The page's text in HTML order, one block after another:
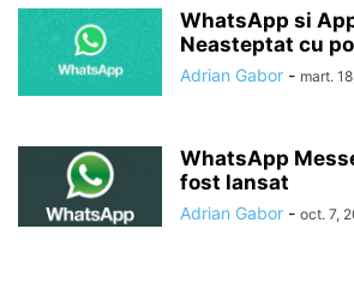
WhatsApp si
Neasteptat cu
Adrian Gabor - mart.
WhatsApp
fost lansat
Adrian Gabor - oct. 7,